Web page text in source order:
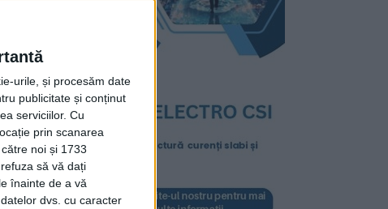
urile, și procesăm date
publicitate și conținut
serviciilor. Cu
prin scanarea
noi și 1733
să vă dați
înainte de a vă
dvs. cu caracter